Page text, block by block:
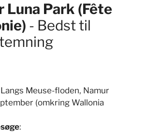
Luna Park (Fête
- Bedst til
Meuse-floden, Namur
(omkring Wallonia
: